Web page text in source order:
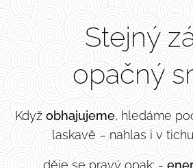
🔄 Stejný
opačný
Když obhajujeme, hledáme
laskavě – nahlas i v
✨ děje se pravý opak: -